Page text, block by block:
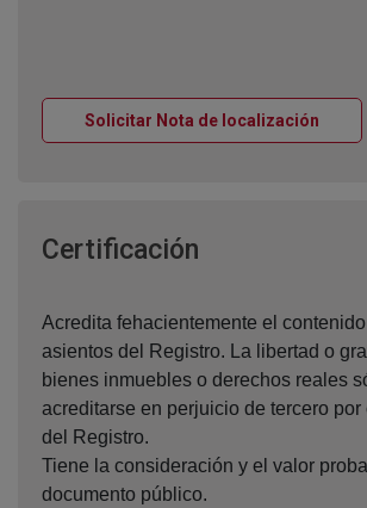
Solicitar Nota de localización
Certificación
Acredita fehacientemente el
asientos del Registro. La libertad o
bienes inmuebles o derechos reales
acreditarse en perjuicio de tercero por
del Registro.
Tiene la consideración y el valor
documento público.